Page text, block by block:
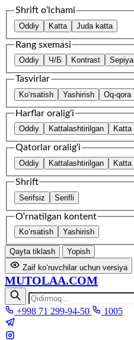
Shrift o‘lchami
Oddiy Katta Juda katta
Rang sxemasi
Oddiy Ч/Б Kontrast Sepiya
Tasvirlar
Ko‘rsatish Yashirish Oq-qora
Harflar oralig‘i
Oddiy Kattalashtirilgan Katta
Qatorlar oralig‘i
Oddiy Kattalashtirilgan Katta
Shrift
Serifsiz Serifli
O‘rnatilgan kontent
Ko‘rsatish Yashirish
Qayta tiklash
Yopish
Zaif ko‘ruvchilar uchun versiya
MUTOLAA.COM
+998 71 299-94-50 1005